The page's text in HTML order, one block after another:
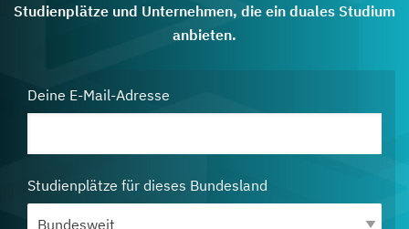
Studienplätze und Unternehmen, die ein duales Studium
anbieten.
Deine E-Mail-Adresse
Studienplätze für dieses Bundesland